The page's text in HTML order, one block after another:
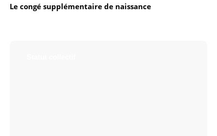
Le congé supplémentaire de naissance